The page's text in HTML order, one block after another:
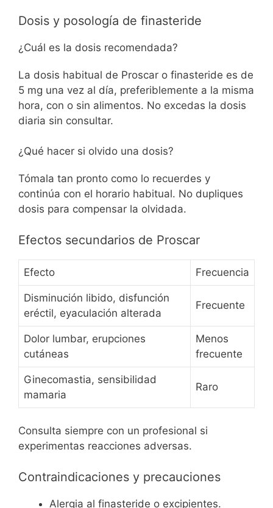
Dosis y posología de finasteride
¿Cuál es la dosis recomendada?
La dosis habitual de Proscar o finasteride es de
5 mg una vez al día, preferiblemente a la misma
hora, con o sin alimentos. No excedas la dosis
diaria sin consultar.
¿Qué hacer si olvido una dosis?
Tómala tan pronto como lo recuerdes y
continúa con el horario habitual. No dupliques
dosis para compensar la olvidada.
Efectos secundarios de Proscar
Efecto Frecuencia
Disminución libido, disfunción
eréctil, eyaculación alterada
Frecuente
Dolor lumbar, erupciones
cutáneas
Menos
frecuente
Ginecomastia, sensibilidad
mamaria
Raro
Consulta siempre con un profesional si
experimentas reacciones adversas.
Contraindicaciones y precauciones
Alergia al finasteride o excipientes.